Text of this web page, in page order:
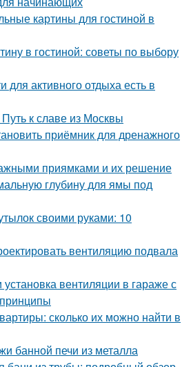
картины для гостиной в
в гостиной: советы по выбору
для активного отдыха есть в
к славе из Москвы
приёмник для дренажного
приямками и их решение
глубину для ямы под
своими руками: 10
вентиляцию подвала
вентиляции в гараже с
сколько их можно найти в
банной печи из металла